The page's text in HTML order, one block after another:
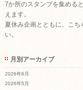
お知らせ
お問い合わせ
7か所のスタンプを集める
えます。
夏休み企画とともに、こち
い。
月別アーカイブ
2026年6月
2026年5月